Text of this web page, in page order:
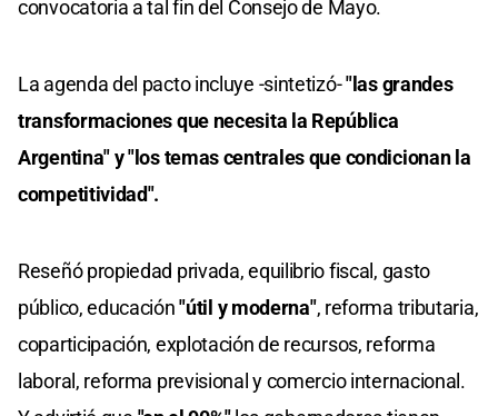
convocatoria a tal fin del Consejo de Mayo.
La agenda del pacto incluye -sintetizó-"las grandes
transformaciones que necesita la República
Argentina" y "los temas centrales que condicionan la
competitividad".
Reseñó propiedad privada, equilibrio fiscal, gasto
público, educación"útil y moderna", reforma tributaria,
coparticipación, explotación de recursos, reforma
laboral, reforma previsional y comercio internacional.